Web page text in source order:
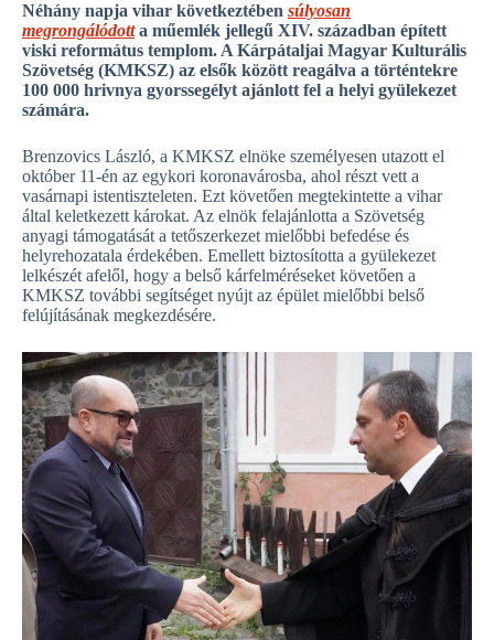
Néhány napja vihar következtében súlyosan
megrongálódotta műemlék jellegű XIV. században épített
viski református templom. A Kárpátaljai Magyar Kulturális
Szövetség (KMKSZ) az elsők között reagálva a történtekre
100 000 hrivnya gyorssegélyt ajánlott fel a helyi gyülekezet
számára.
Brenzovics László, a KMKSZ elnöke személyesen utazott el
október 11-én az egykori koronavárosba, ahol részt vett a
vasárnapi istentiszteleten. Ezt követően megtekintette a vihar
által keletkezett károkat. Az elnök felajánlotta a Szövetség
anyagi támogatását a tetőszerkezet mielőbbi befedése és
helyrehozatala érdekében. Emellett biztosította a gyülekezet
lelkészét afelől, hogy a belső kárfelméréseket követően a
KMKSZ további segítséget nyújt az épület mielőbbi belső
felújításának megkezdésére.